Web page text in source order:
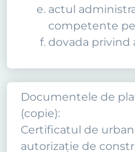
actul
competente
dovada privind
Documentele de
(copie):
Certificatul de
autorizaţie de